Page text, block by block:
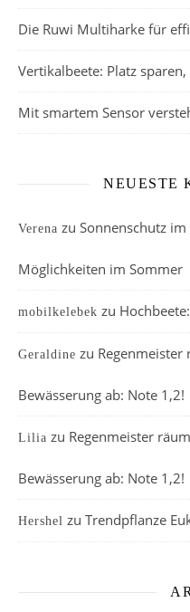
Die Ruwi Multiharke für
Vertikalbeete: Platz
Mit smartem Sensor
NEUESTE
Verena zu Sonnenschutz
Möglichkeiten im Sommer
mobilkelebek zu
Geraldine zu Regenmeister
Bewässerung ab: Note 1,2!
Lilia zu Regenmeister
Bewässerung ab: Note 1,2!
Hershel zu Trendpflanze